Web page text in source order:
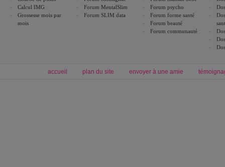
Calcul IMG
Grossesse mois par
mois
Forum MentalSlim
Forum SLIM data
Forum psycho
Forum forme santé
Forum beauté
Forum communauté
accueil plan du site envoyer à une amie